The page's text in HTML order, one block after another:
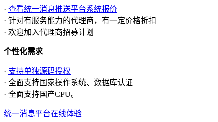
· 查看统一消息推送平台系统报价
· 针对有服务能力的代理商，有一定价格折扣
· 欢迎加入代理商招募计划
个性化需求
· 支持单独源码授权
· 全面支持国家操作系统、数据库认证
· 全面支持国产CPU。
统一消息平台在线体验